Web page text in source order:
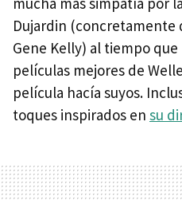
Dujardin (concretamente
Gene Kelly) al tiempo
películas mejores de
película hacía suyos.
toques inspirados en su